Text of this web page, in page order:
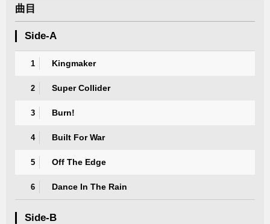
曲目
Side-A
1 Kingmaker
2 Super Collider
3 Burn!
4 Built For War
5 Off The Edge
6 Dance In The Rain
Side-B